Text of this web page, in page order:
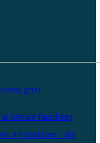
greb
bevare familiens
en ny funktion i dit